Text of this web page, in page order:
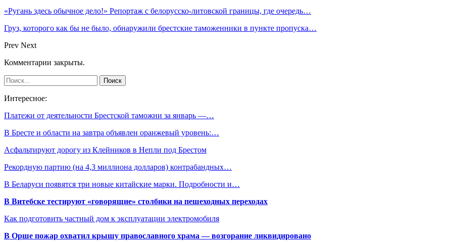
«Ругань здесь обычное дело!» Репортаж с белорусско-литовской границы, где очередь…
Груз, которого как бы не было, обнаружили брестские таможенники в пункте пропуска…
Prev Next
Комментарии закрыты.
Интересное:
Платежи от деятельности Брестской таможни за январь —…
В Бресте и области на завтра объявлен оранжевый уровень:…
Асфальтируют дорогу из Клейников в Непли под Брестом
Рекордную партию (на 4,3 миллиона долларов) контрабандных…
В Беларуси появятся три новые китайские марки. Подробности и…
В Витебске тестируют «говорящие» столбики на пешеходных переходах
Как подготовить частный дом к эксплуатации электромобиля
В Орше пожар охватил крышу православного храма — возгорание ликвидировано